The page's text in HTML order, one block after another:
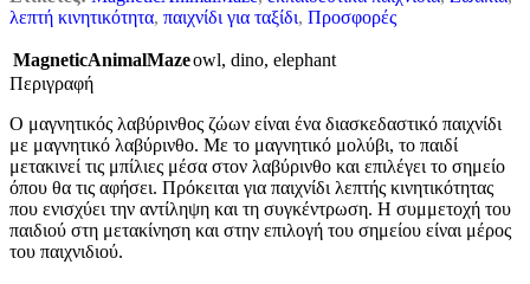
λεπτή κινητικότητα, παιχνίδι για ταξίδι, Προσφορές
MagneticAnimalMazeowl, dino, elephant
Περιγραφή
Ο μαγνητικός λαβύρινθος ζώων είναι ένα διασκεδαστικό παιχνίδι
με μαγνητικό λαβύρινθο. Με το μαγνητικό μολύβι, το παιδί
μετακινεί τις μπίλιες μέσα στον λαβύρινθο και επιλέγει το σημείο
όπου θα τις αφήσει. Πρόκειται για παιχνίδι λεπτής κινητικότητας
που ενισχύει την αντίληψη και τη συγκέντρωση. Η συμμετοχή του
παιδιού στη μετακίνηση και στην επιλογή του σημείου είναι μέρος
του παιχνιδιού.